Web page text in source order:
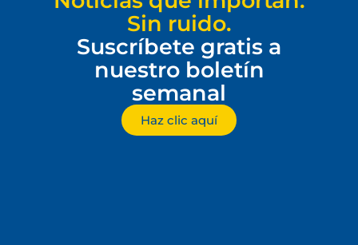
Sin ruido.
Suscríbete gratis a
nuestro boletín
semanal
Haz clic aquí